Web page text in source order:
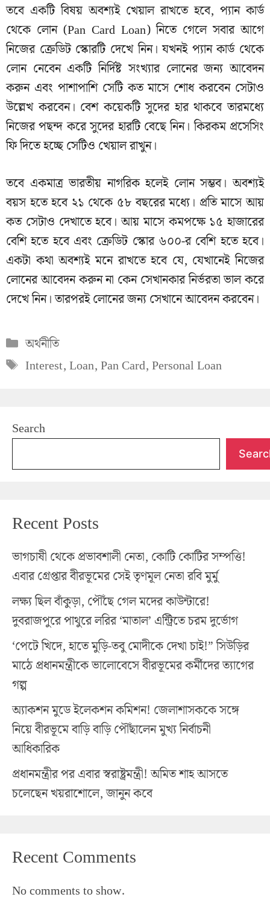
তবে একটি বিষয় অবশ্যই খেয়াল রাখতে হবে, প্যান কার্ড
থেকে লোন (Pan Card Loan) নিতে গেলে সবার আগে
নিজের ক্রেডিট স্কোরটি দেখে নিন। যখনই প্যান কার্ড থেকে
লোন নেবেন একটি নির্দিষ্ট সংখ্যার লোনের জন্য আবেদন
করুন এবং পাশাপাশি সেটি কত মাসে শোধ করবেন সেটাও
উল্লেখ করবেন। বেশ কয়েকটি সুদের হার থাকবে তারমধ্যে
নিজের পছন্দ করে সুদের হারটি বেছে নিন। কিরকম প্রসেসিং
ফি দিতে হচ্ছে সেটিও খেয়াল রাখুন।
তবে একমাত্র ভারতীয় নাগরিক হলেই লোন সম্ভব। অবশ্যই
বয়স হতে হবে ২১ থেকে ৫৮ বছরের মধ্যে। প্রতি মাসে আয়
কত সেটাও দেখাতে হবে। আয় মাসে কমপক্ষে ১৫ হাজারের
বেশি হতে হবে এবং ক্রেডিট স্কোর ৬০০-র বেশি হতে হবে।
একটা কথা অবশ্যই মনে রাখতে হবে যে, যেখানেই নিজের
লোনের আবেদন করুন না কেন সেখানকার নির্ভরতা ভাল করে
দেখে নিন। তারপরই লোনের জন্য সেখানে আবেদন করবেন।
Categories
অর্থনীতি
Tags
Interest,Loan,Pan Card,Personal Loan
Search
Recent Posts
ভাগচাষী থেকে প্রভাবশালী নেতা, কোটি কোটির সম্পত্তি!
এবার গ্রেপ্তার বীরভূমের সেই তৃণমূল নেতা রবি মুর্মু
লক্ষ্য ছিল বাঁকুড়া, পৌঁছে গেল মদের কাউন্টারে!
দুবরাজপুরে পাথুরে লরির ‘মাতাল’ এন্ট্রিতে চরম দুর্ভোগ
‘পেটে খিদে, হাতে মুড়ি-তবু মোদীকে দেখা চাই!” সিউড়ির
মাঠে প্রধানমন্ত্রীকে ভালোবেসে বীরভূমের কর্মীদের ত্যাগের
গল্প
অ্যাকশন মুডে ইলেকশন কমিশন! জেলাশাসককে সঙ্গে
নিয়ে বীরভূমে বাড়ি বাড়ি পৌঁছালেন মুখ্য নির্বাচনী
আধিকারিক
প্রধানমন্ত্রীর পর এবার স্বরাষ্ট্রমন্ত্রী! অমিত শাহ আসতে
চলেছেন খয়রাশোলে, জানুন কবে
Recent Comments
No comments to show.